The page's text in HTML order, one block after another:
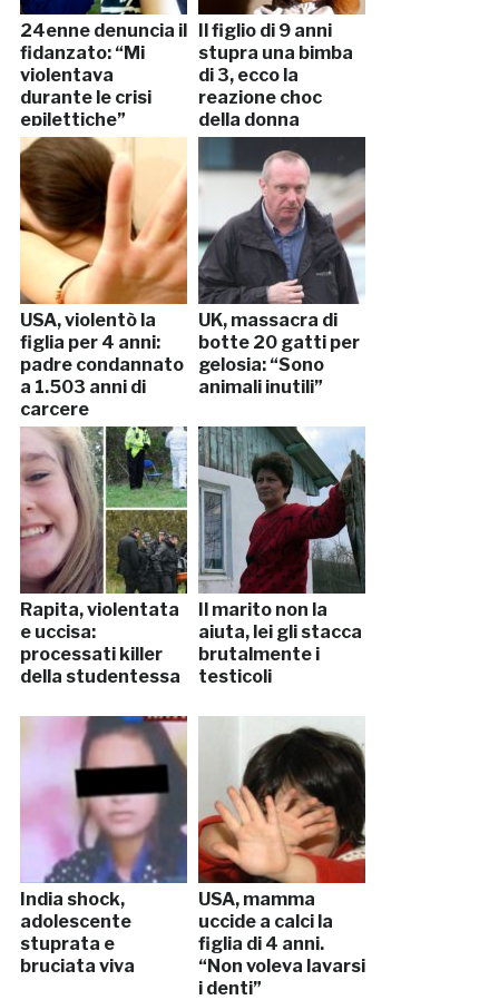
24enne denuncia il
fidanzato: “Mi
violentava
durante le crisi
epilettiche”
Il figlio di 9 anni
stupra una bimba
di 3, ecco la
reazione choc
della donna
USA, violentò la
figlia per 4 anni:
padre condannato
a 1.503 anni di
carcere
UK, massacra di
botte 20 gatti per
gelosia: “Sono
animali inutili”
Rapita, violentata
e uccisa:
processati killer
della studentessa
Il marito non la
aiuta, lei gli stacca
brutalmente i
testicoli
India shock,
adolescente
stuprata e
bruciata viva
USA, mamma
uccide a calci la
figlia di 4 anni.
“Non voleva lavarsi
i denti”